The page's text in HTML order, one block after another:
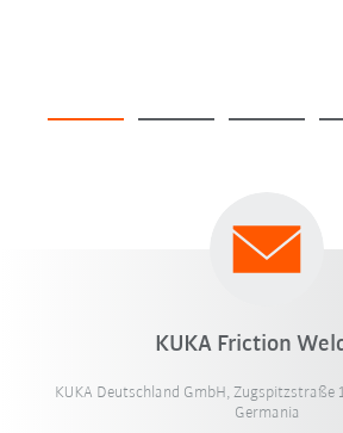
KUKA Friction
KUKA Deutschland GmbH, Zugspitzstraße
Germania